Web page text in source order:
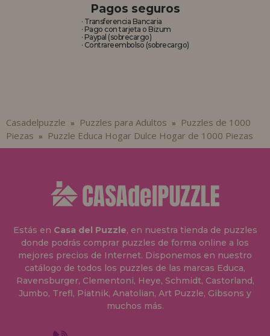
Pagos seguros
· Transferencia Bancaria
· Pago con tarjeta o Bizum
· Paypal (sobrecargo)
· Contrareembolso (sobrecargo)
Casadelpuzzle » Puzzles para Adultos »
Puzzles de 1000
Piezas » Puzzle Educa Hogar Dulce Hogar de 1000 Piezas
Estás en Casa del Puzzle, en nuestra tienda de puzzles
donde podrás comprar puzzles de forma online a los
mejores precios de Internet. Disponemos en nuestro
catálogo de todos los puzzles de las marcas Educa,
Ravensburger, Clementoni, Heye, Schmidt, Castorland,
Jumbo, Trefl, Piatnik, Anatolian, Art Puzzle, Gibsons y
muchos más.